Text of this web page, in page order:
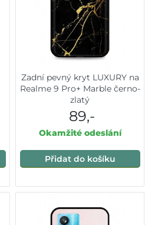
Zadní pevný kryt LUXURY na
Realme 9 Pro+ Marble černo-
zlatý
89,-
Okamžité odeslání
Přidat do košíku